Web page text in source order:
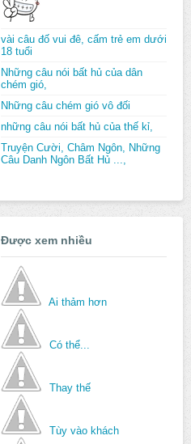
vài câu đố vui đê, cấm trẻ em dưới
18 tuổi
Những câu nói bất hủ của dân
chém gió,
Những câu chém gió vô đối
những câu nói bất hủ của thế kỉ,
Truyện Cười, Châm Ngôn, Những
Câu Danh Ngôn Bất Hủ ...,
Được xem nhiều
Ai thảm hơn
Có thể...
Thay thế
Tùy vào khách